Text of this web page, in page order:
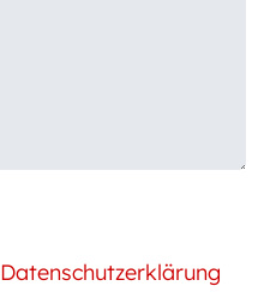
Datenschutzerklärung